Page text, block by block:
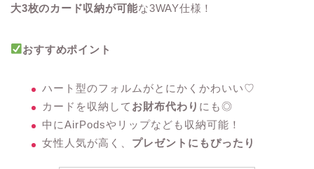
大3枚のカード収納が可能な3WAY仕様！
おすすめポイント
ハート型のフォルムがとにかくかわいい♡
カードを収納して お財布代わり にも◎
中にAirPodsやリップなども収納可能！
女性人気が高く、 プレゼントにもぴったり